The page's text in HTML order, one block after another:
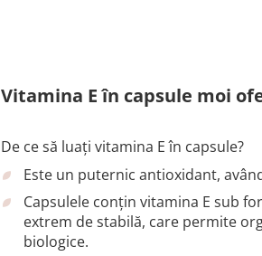
Vitamina E în capsule moi
De ce să luați vitamina E în capsule?
Este un puternic antioxidant,
Capsulele conțin vitamina E sub
extrem de stabilă, care permite
biologice.